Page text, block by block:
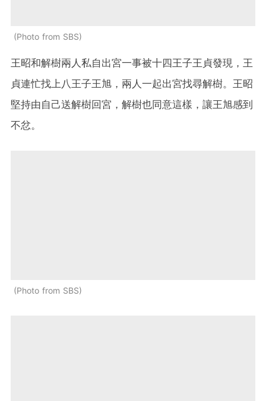
Photo from SBS
王昭和解樹兩人私自出宮一事被十四王子王貞發現，王
貞連忙找上八王子王旭，兩人一起出宮找尋解樹。王昭
堅持由自己送解樹回宮，解樹也同意這樣，讓王旭感到
不忿。
Photo from SBS